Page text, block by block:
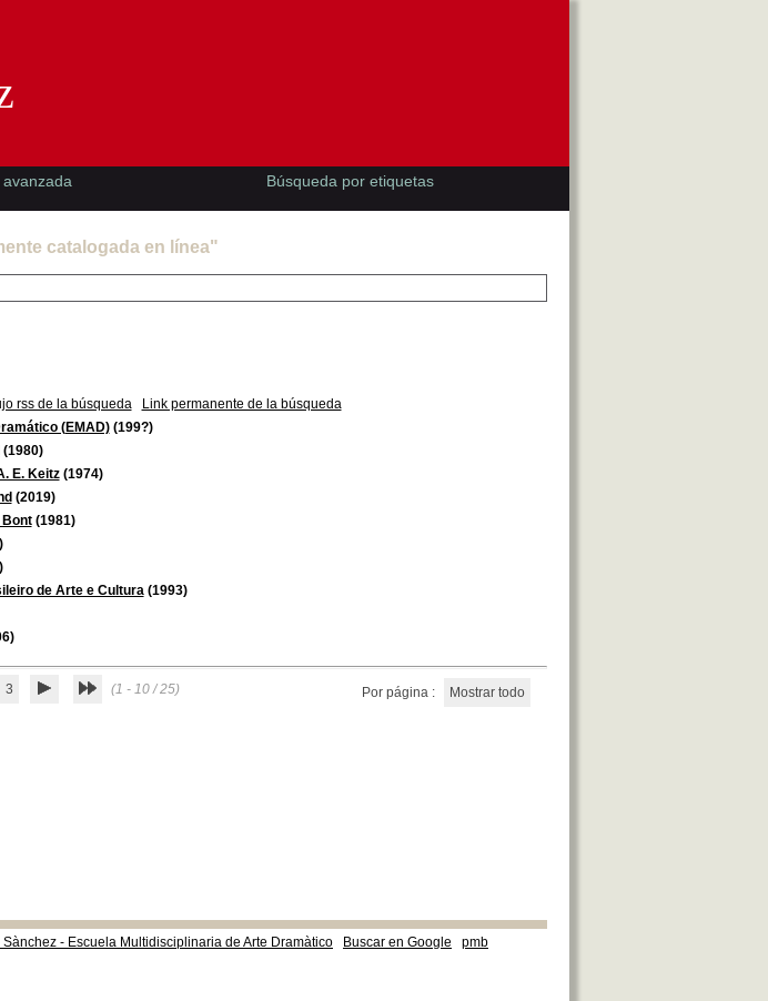
catalogada en línea"
rss de la búsqueda
Link permanente de la búsqueda
(EMAD)(199?)
(1980)
E. Keitz(1974)
(2019)
Bont(1981)
de Arte e Cultura(1993)
3 (1 - 10 / 25) Por página : Mostrar todo
- Escuela Multidisciplinaria de Arte Dramàtico Buscar en Google pmb
Búsqueda por etiquetas